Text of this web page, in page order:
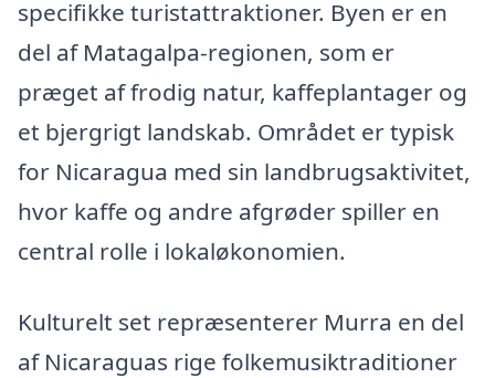
specifikke turistattraktioner. Byen er en
del af Matagalpa-regionen, som er
præget af frodig natur, kaffeplantager og
et bjergrigt landskab. Området er typisk
for Nicaragua med sin landbrugsaktivitet,
hvor kaffe og andre afgrøder spiller en
central rolle i lokaløkonomien.
Kulturelt set repræsenterer Murra en del
af Nicaraguas rige folkemusiktraditioner